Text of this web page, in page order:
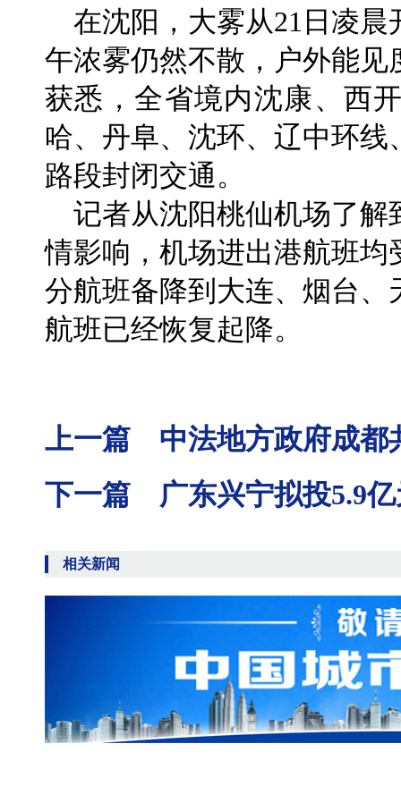
在沈阳，大雾从21日凌晨
午浓雾仍然不散，户外能
获悉，全省境内沈康、西
哈、丹阜、沈环、辽中环
路段封闭交通。
记者从沈阳桃仙机场了解
情影响，机场进出港航班均
分航班备降到大连、烟台、
航班已经恢复起降。
上一篇 中法地方政府成都
下一篇 广东兴宁拟投5.9亿
相关新闻